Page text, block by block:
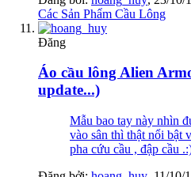
Các Sản Phẩm Cầu Lông
Đăng
Áo cầu lông Alien
update...)
Mẫu bao tay này nhìn
vào sân thì thật nổi bật
pha cứu cầu , đập cầu